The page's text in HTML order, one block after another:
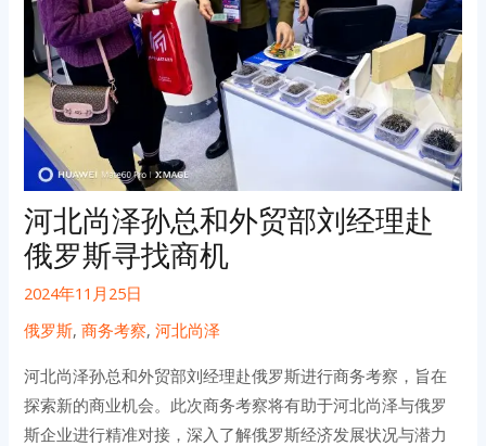
河北尚泽孙总和外贸部刘经理赴
俄罗斯寻找商机
2024年11月25日
俄罗斯,商务考察,河北尚泽
河北尚泽孙总和外贸部刘经理赴俄罗斯进行商务考察，旨在
探索新的商业机会。此次商务考察将有助于河北尚泽与俄罗
斯企业进行精准对接，深入了解俄罗斯经济发展状况与潜力